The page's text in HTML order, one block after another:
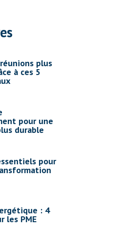
plus
à ces 5
pour une
durable
: 4
les PME